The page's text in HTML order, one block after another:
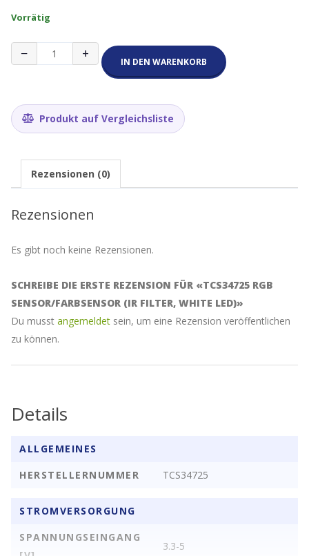
Vorrätig
−
TCS34725
RGB
Sensor/Farbsensor
White
LED)
+ IN DEN WARENKORB
Produkt auf Vergleichsliste
Rezensionen (0)
Rezensionen
Es gibt noch keine Rezensionen.
SCHREIBE DIE ERSTE REZENSION FÜR «TCS34725 RGB
SENSOR/FARBSENSOR (IR FILTER, WHITE LED)»
Du musst angemeldet sein, um eine Rezension veröffentlichen
zu können.
Details
ALLGEMEINES
HERSTELLERNUMMER
TCS34725
STROMVERSORGUNG
SPANNUNGSEINGANG
3.3-5